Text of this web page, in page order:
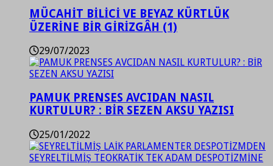
MÜCAHİT BİLİCİ VE BEYAZ KÜRTLÜK
ÜZERİNE BİR GİRİZGÂH (1)
29/07/2023
PAMUK PRENSES AVCIDAN NASIL
KURTULUR? : BİR SEZEN AKSU YAZISI
25/01/2022